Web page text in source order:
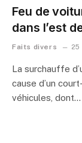
Feu de
dans l’est
Faits divers 25
La surchauffe
cause d’un
véhicules, dont…